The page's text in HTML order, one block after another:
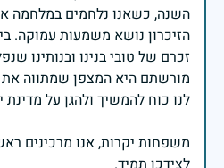
השנה, כשאנו נלחמים במלחמה
הזיכרון נושא משמעות עמוקה.
זכרם של טובי בנינו ובנותינו
מורשתם היא המצפן שמתווה את
משפחות יקרות, אנו מרכינים